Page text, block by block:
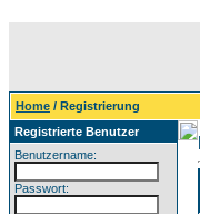
Home / Registrierung
Registrierte Benutzer
Benutzername:
Passwort: